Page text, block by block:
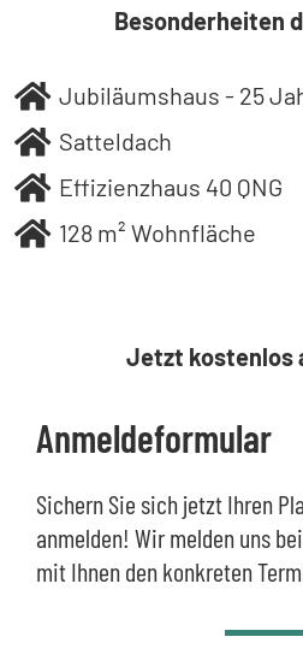
Besonderheiten
Jubiläumshaus - 25
Satteldach
Effizienzhaus 40 QNG
128 m² Wohnfläche
Jetzt kostenlos
Anmeldeformular
Sichern Sie sich jetzt Ihren
anmelden! Wir melden uns
mit Ihnen den konkreten